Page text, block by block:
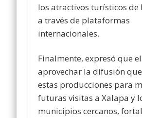
los atractivos turísticos de
a través de plataformas
internacionales.
Finalmente, expresó que
aprovechar la difusión
estas producciones para
futuras visitas a Xalapa y
municipios cercanos,